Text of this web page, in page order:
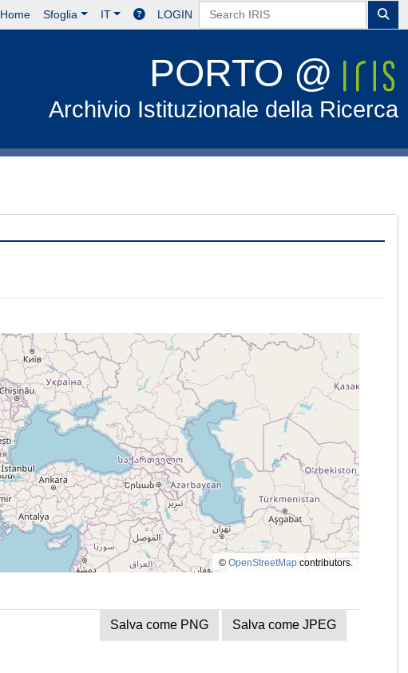
Home Sfoglia IT LOGIN
PORTO @
Archivio Istituzionale della Ricerca
© OpenStreetMap contributors.
Salva come PNG Salva come JPEG